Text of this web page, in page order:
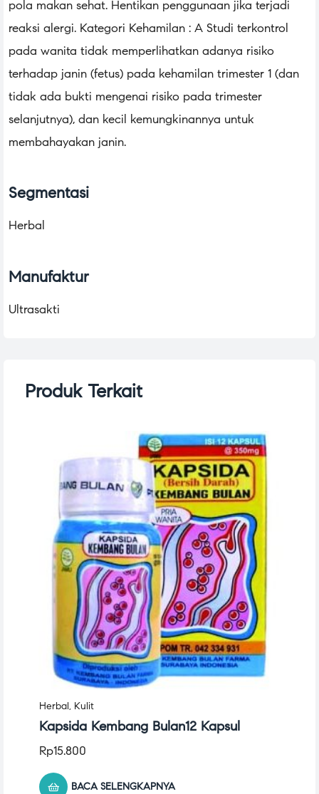
pola makan sehat. Hentikan penggunaan jika terjadi
reaksi alergi. Kategori Kehamilan : A Studi terkontrol
pada wanita tidak memperlihatkan adanya risiko
terhadap janin (fetus) pada kehamilan trimester 1 (dan
tidak ada bukti mengenai risiko pada trimester
selanjutnya), dan kecil kemungkinannya untuk
membahayakan janin.
Segmentasi
Herbal
Manufaktur
Ultrasakti
Produk Terkait
Herbal, Kulit
Kapsida Kembang Bulan12 Kapsul
Rp15.800
BACA SELENGKAPNYA